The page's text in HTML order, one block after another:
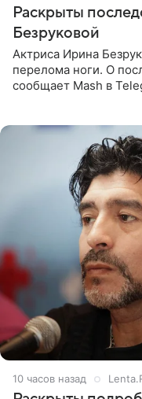
Раскрыты
Безруковой
Актриса Ирина
перелома ноги. О
сообщает Mash в
10 часов назад